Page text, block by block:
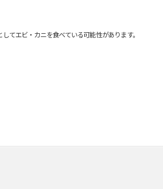
てエビ・カニを食べている可能性があります。